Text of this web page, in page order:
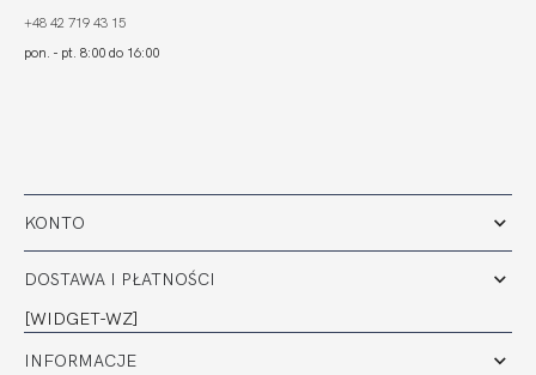
KONTO
DOSTAWA I PŁATNOŚCI
[WIDGET-WZ]
INFORMACJE
+48 42 719 43 15
pon. - pt. 8:00 do 16:00